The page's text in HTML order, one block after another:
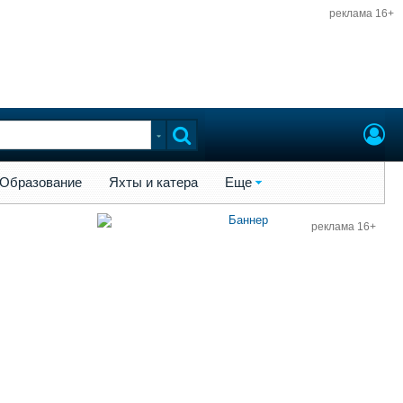
реклама 16+
Образование Яхты и катера Еще
реклама 16+